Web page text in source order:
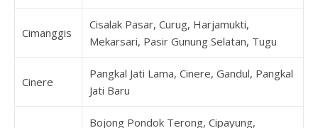
Cimanggis
Cisalak Pasar, Curug, Harjamukti,
Mekarsari, Pasir Gunung Selatan, Tugu
Cinere
Pangkal Jati Lama, Cinere, Gandul, Pangkal
Jati Baru
Bojong Pondok Terong, Cipayung,